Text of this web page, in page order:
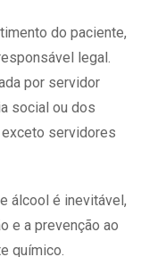
do paciente,
legal.
por servidor
social ou dos
servidores
álcool é inevitável,
e a prevenção ao
químico.